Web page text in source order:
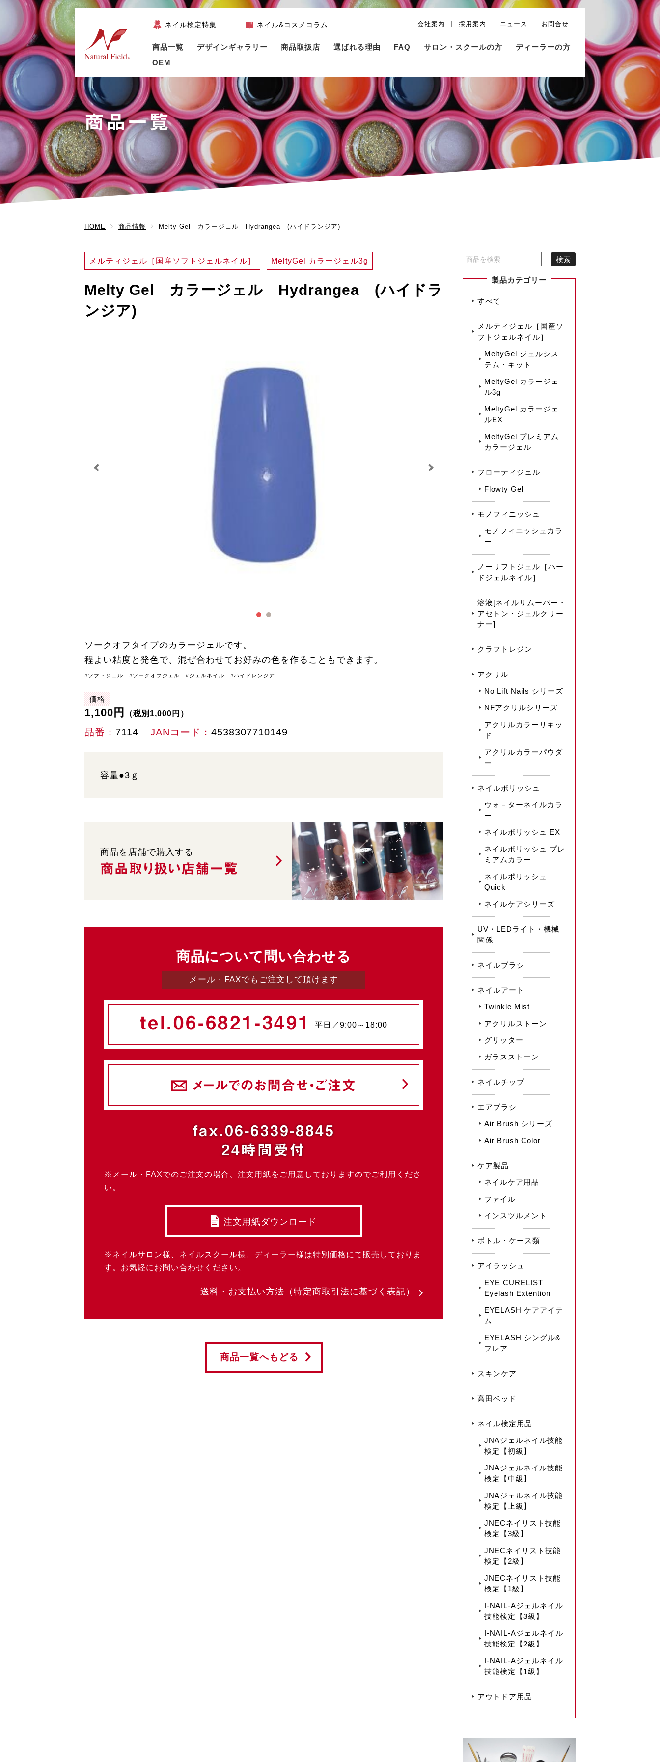
ネイル検定特集 ネイル&コスメコラム 会社案内 採用案内 ニュース お問合せ
商品一覧 デザインギャラリー 商品取扱店 選ばれる理由 FAQ サロン・スクールの方
ディーラーの方
OEM
商品一覧
HOME 商品情報 Melty Gel カラージェル Hydrangea (ハイドランジア)
メルティジェル［国産ソフトジェルネイル］ MeltyGel カラージェル3g
Melty Gel カラージェル Hydrangea (ハイドラ
ンジア)
ソークオフタイプのカラージェルです。
程よい粘度と発色で、混ぜ合わせてお好みの色を作ることもできます。
#ソフトジェル #ソークオフジェル #ジェルネイル #ハイドレンジア
価格
1,100円 （税別1,000円）
品番 7114 JANコード 4538307710149
容量●3ｇ
商品を店舗で購入する
商品取り扱い店舗一覧
商品について問い合わせる
メール・FAXでもご注文して頂けます
tel.06-6821-3491 平日／9:00～18:00
メールでのお問合せ・ご注文
fax.06-6339-8845
24時間受付
※メール・FAXでのご注文の場合、注文用紙をご用意しておりますのでご利用くださ
い。
注文用紙ダウンロード
※ネイルサロン様、ネイルスクール様、ディーラー様は特別価格にて販売しておりま
す。お気軽にお問い合わせください。
送料・お支払い方法 （特定商取引法に基づく表記）
商品一覧へもどる
製品カテゴリー
すべて
メルティジェル［国産ソ
フトジェルネイル］
MeltyGel ジェルシス
テム・キット
MeltyGel カラージェ
ル3g
MeltyGel カラージェ
ルEX
MeltyGel プレミアム
カラージェル
フローティジェル
Flowty Gel
モノフィニッシュ
モノフィニッシュカラ
ー
ノーリフトジェル［ハー
ドジェルネイル］
溶液[ネイルリムーバー・
アセトン・ジェルクリー
ナー]
クラフトレジン
アクリル
No Lift Nails シリーズ
NFアクリルシリーズ
アクリルカラーリキッ
ド
アクリルカラーパウダ
ー
ネイルポリッシュ
ウォ－ターネイルカラ
ー
ネイルポリッシュ EX
ネイルポリッシュ プレ
ミアムカラー
ネイルポリッシュ
Quick
ネイルケアシリーズ
UV・LEDライト・機械
関係
ネイルブラシ
ネイルアート
Twinkle Mist
アクリルストーン
グリッター
ガラスストーン
ネイルチップ
エアブラシ
Air Brush シリーズ
Air Brush Color
ケア製品
ネイルケア用品
ファイル
インスツルメント
ボトル・ケース類
アイラッシュ
EYE CURELIST
Eyelash Extention
EYELASH ケアアイテ
ム
EYELASH シングル&
フレア
スキンケア
高田ベッド
ネイル検定用品
JNAジェルネイル技能
検定【初級】
JNAジェルネイル技能
検定【中級】
JNAジェルネイル技能
検定【上級】
JNECネイリスト技能
検定【3級】
JNECネイリスト技能
検定【2級】
JNECネイリスト技能
検定【1級】
I-NAIL-Aジェルネイル
技能検定【3級】
I-NAIL-Aジェルネイル
技能検定【2級】
I-NAIL-Aジェルネイル
技能検定【1級】
アウトドア用品